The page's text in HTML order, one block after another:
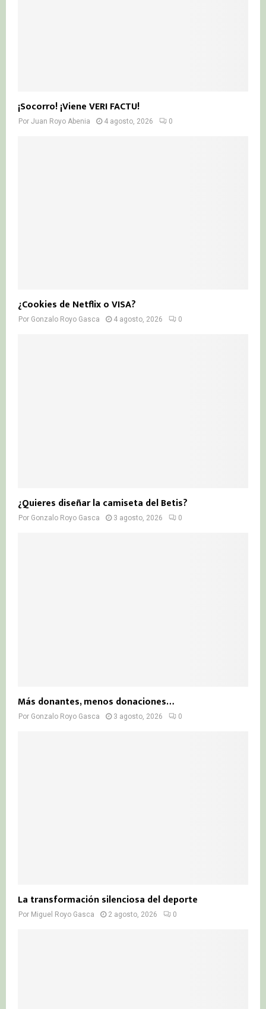
¡Socorro! ¡Viene VERI FACTU!
Por Juan Royo Abenia 4 agosto, 2026 0
¿Cookies de Netflix o VISA?
Por Gonzalo Royo Gasca 4 agosto, 2026 0
¿Quieres diseñar la camiseta del Betis?
Por Gonzalo Royo Gasca 3 agosto, 2026 0
Más donantes, menos donaciones…
Por Gonzalo Royo Gasca 3 agosto, 2026 0
La transformación silenciosa del deporte
Por Miguel Royo Gasca 2 agosto, 2026 0